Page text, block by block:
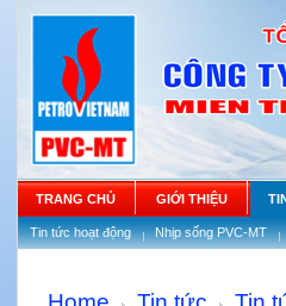
TRANG CHỦ GIỚI THIỆU
Tin tức hoạt động Nhịp sống PVC-MT